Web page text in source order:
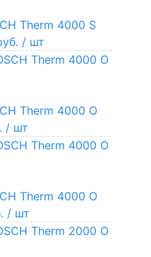
Therm 4000 S
/ шт
Therm 4000 O
/ шт
Therm 4000 O
/ шт